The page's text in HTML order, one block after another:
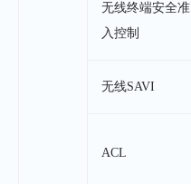
无线终端安全准
入控制
无线SAVI
ACL